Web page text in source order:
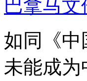
巴拿马
如同《中
未能成